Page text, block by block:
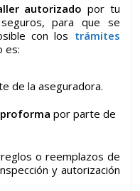
autorizado por tu
para que se
con los trámites
es:
de la aseguradora.
proforma por parte de
o reemplazos de
y autorización